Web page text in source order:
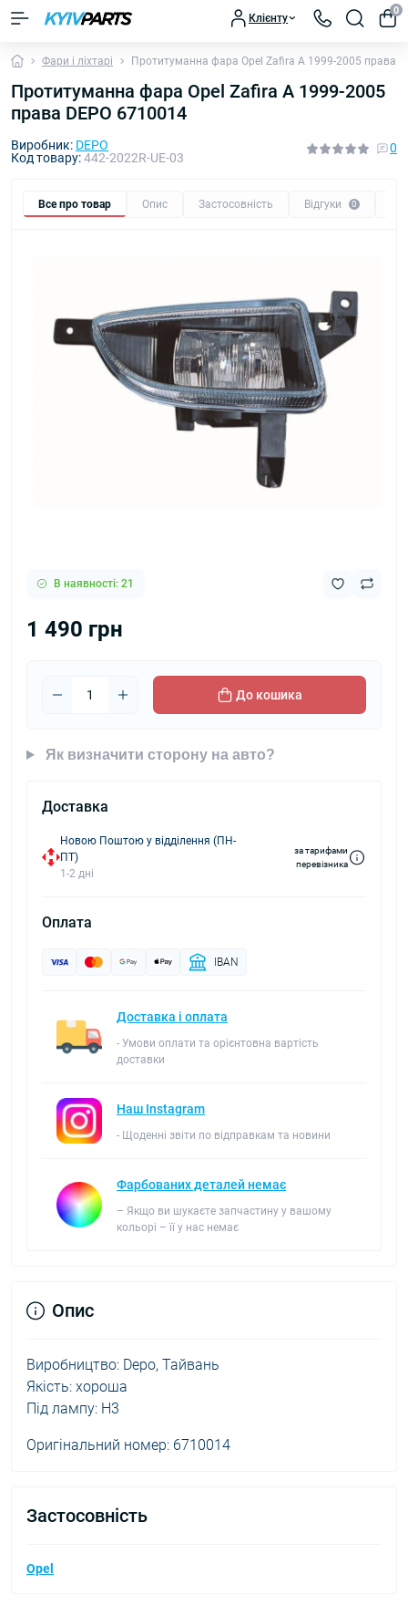
Клієнту
0
Фари і ліхтарі Протитуманна фара Opel Zafira A 1999-2005 права
Протитуманна фара Opel Zafira A 1999-2005
права DEPO 6710014
Виробник: DEPO
Код товару:442-2022R-UE-03
0
Все про товар Опис Застосовність Відгуки 0
В наявності: 21
1 490 грн
До кошика
Як визначити сторону на авто?
Доставка
Новою Поштою у відділення (ПН-
ПТ)
1-2 дні
за тарифами
перевізника
Оплата
IBAN
Доставка і оплата
- Умови оплати та орієнтовна вартість
доставки
Наш Instagram
- Щоденні звіти по відправкам та новини
Фарбованих деталей немає
– Якщо ви шукаєте запчастину у вашому
кольорі – її у нас немає
Опис
Виробництво: Depo, Тайвань
Якість: хороша
Під лампу: H3
Оригінальний номер: 6710014
Застосовність
Opel